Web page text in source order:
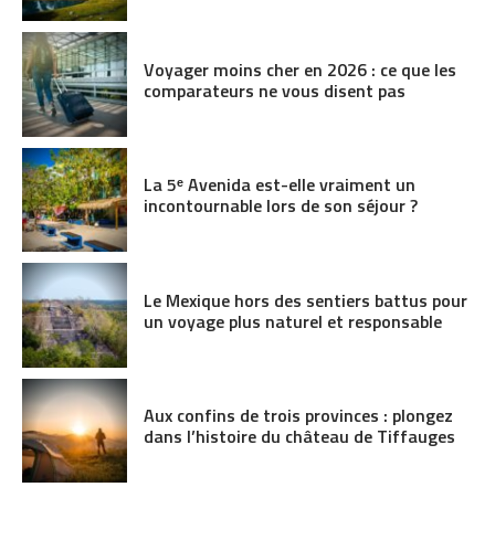
Voyager moins cher en 2026 : ce que les
comparateurs ne vous disent pas
La 5ᵉ Avenida est-elle vraiment un
incontournable lors de son séjour ?
Le Mexique hors des sentiers battus pour
un voyage plus naturel et responsable
Aux confins de trois provinces : plongez
dans l’histoire du château de Tiffauges